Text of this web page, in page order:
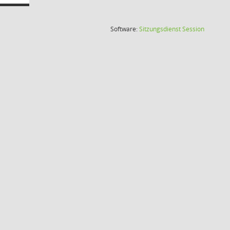
Software:SitzungsdienstSession(Wird in